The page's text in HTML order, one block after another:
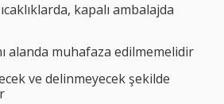
kapalı ambalajda
alanda muhafaza edilmemelidir
ve delinmeyecek şekilde